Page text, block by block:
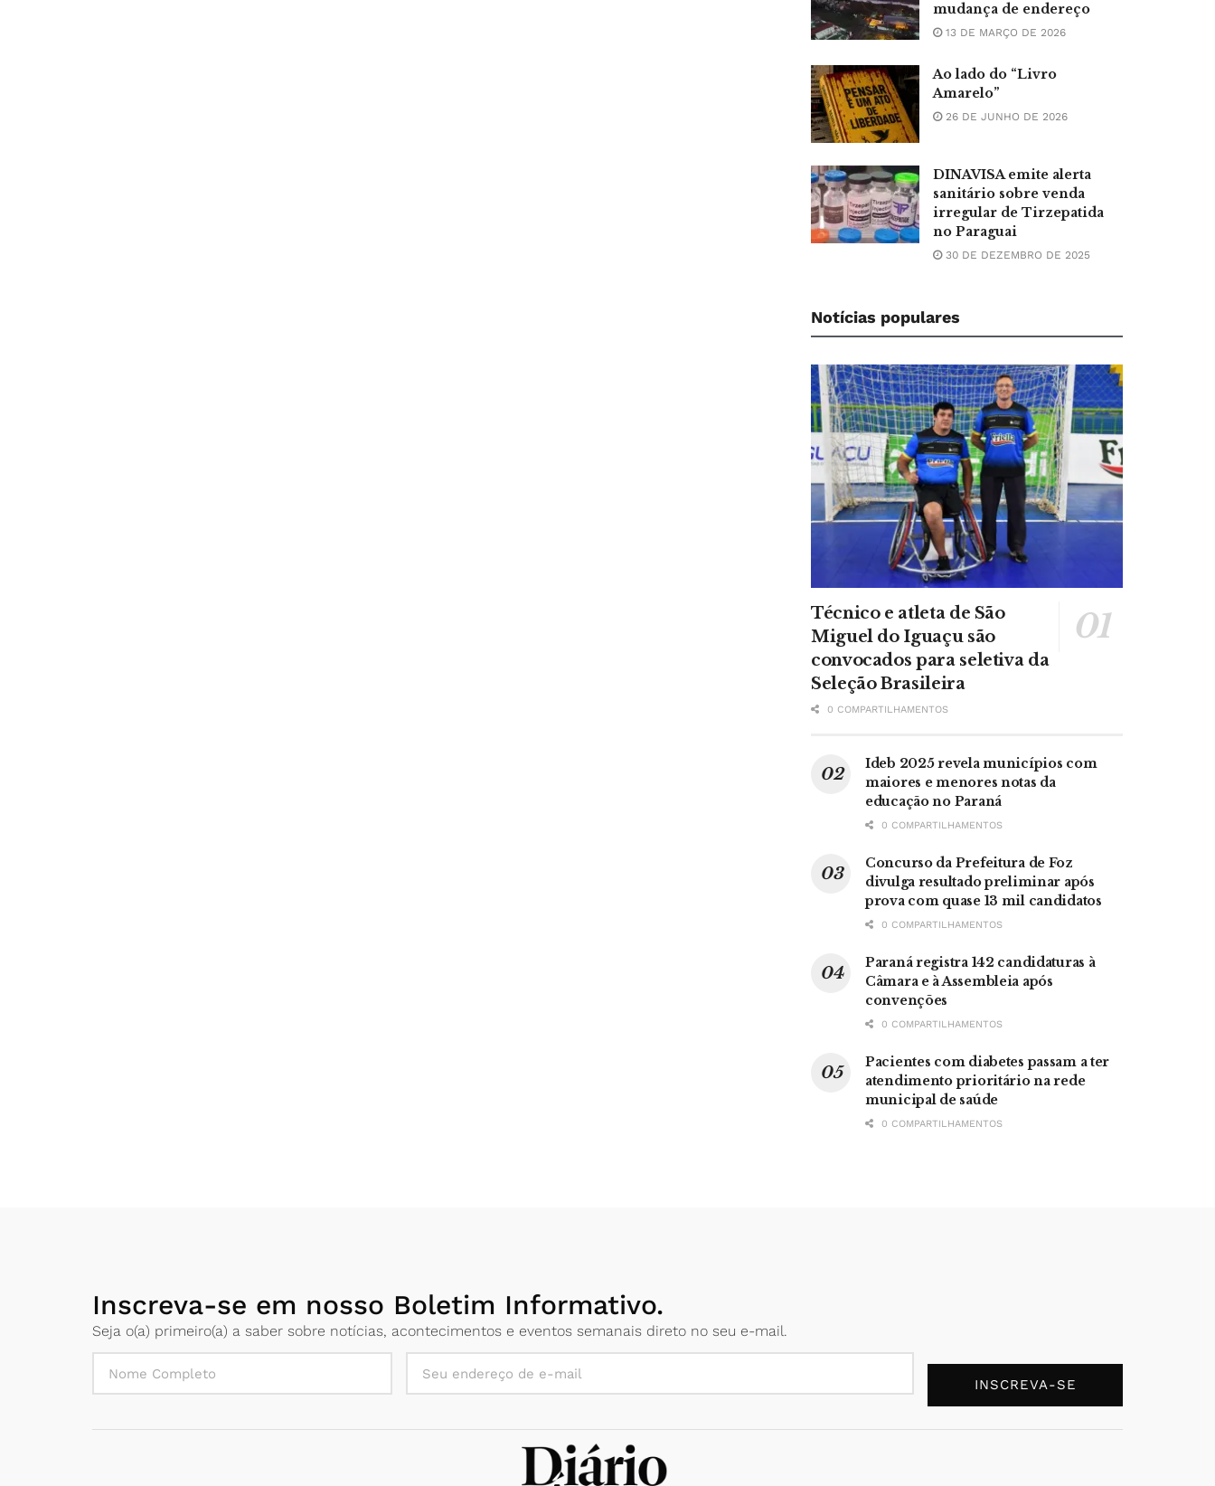
mudança de endereço
13 DE MARÇO DE 2026
Ao lado do “Livro
Amarelo”
26 DE JUNHO DE 2026
DINAVISA emite alerta
sanitário sobre venda
irregular de Tirzepatida
no Paraguai
30 DE DEZEMBRO DE 2025
Notícias populares
Técnico e atleta de São
Miguel do Iguaçu são
convocados para seletiva da
Seleção Brasileira
0 COMPARTILHAMENTOS
Ideb 2025 revela municípios com
maiores e menores notas da
educação no Paraná
0 COMPARTILHAMENTOS
Concurso da Prefeitura de Foz
divulga resultado preliminar após
prova com quase 13 mil candidatos
0 COMPARTILHAMENTOS
Paraná registra 142 candidaturas à
Câmara e à Assembleia após
convenções
0 COMPARTILHAMENTOS
Pacientes com diabetes passam a ter
atendimento prioritário na rede
municipal de saúde
0 COMPARTILHAMENTOS
Inscreva-se em nosso Boletim Informativo.
Seja o(a) primeiro(a) a saber sobre notícias, acontecimentos e eventos semanais direto no seu e-mail.
INSCREVA-SE